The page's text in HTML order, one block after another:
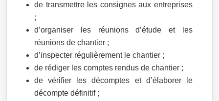
de transmettre les consignes aux entreprises
;
d’organiser les réunions d’étude et les
réunions de chantier ;
d’inspecter régulièrement le chantier ;
de rédiger les comptes rendus de chantier ;
de vérifier les décomptes et d’élaborer le
décompte définitif ;